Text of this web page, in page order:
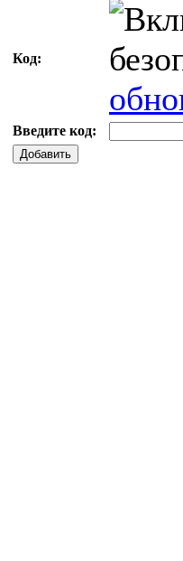
Код:
Введите код:
Добавить